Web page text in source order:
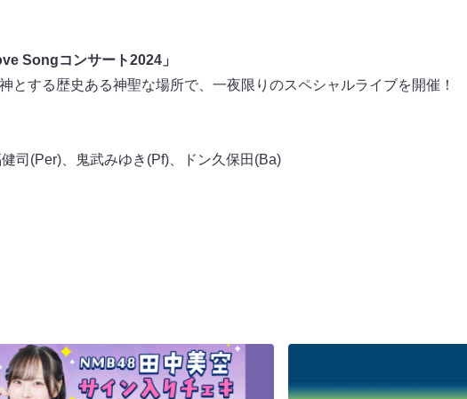
Songコンサート2024」
とする歴史ある神聖な場所で、一夜限りのスペシャルライブを開催！
司(Per)、鬼武みゆき(Pf)、ドン久保田(Ba)